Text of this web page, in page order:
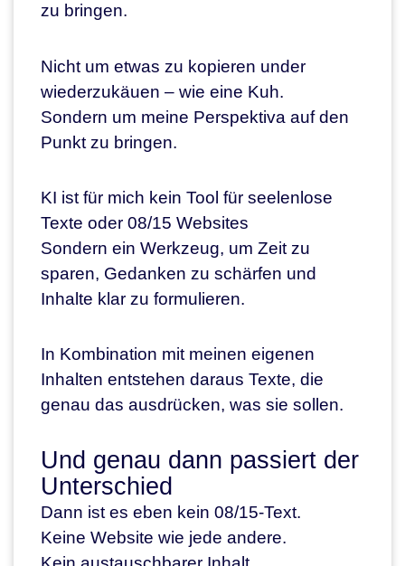
zu bringen.
Nicht um etwas zu kopieren under
wiederzukäuen – wie eine Kuh.
Sondern um meine Perspektiva auf den
Punkt zu bringen.
KI ist für mich kein Tool für seelenlose
Texte oder 08/15 Websites
Sondern ein Werkzeug, um Zeit zu
sparen, Gedanken zu schärfen und
Inhalte klar zu formulieren.
In Kombination mit meinen eigenen
Inhalten entstehen daraus Texte, die
genau das ausdrücken, was sie sollen.
Und genau dann passiert der
Unterschied
Dann ist es eben kein 08/15-Text.
Keine Website wie jede andere.